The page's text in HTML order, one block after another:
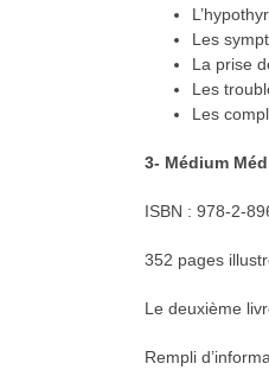
Les
La prise
Les
Les
3- Médium
ISBN : 978-2-
352 pages
Le deuxième
Rempli